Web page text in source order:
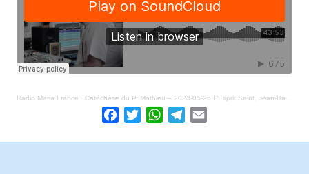
Radio Maria France · Catéchèse du P. Mathieu – 2023-05-25 L’Esprit Saint, Jean-Baptiste, et Marie
Facebook
TwitterWhatsApp
Telegram